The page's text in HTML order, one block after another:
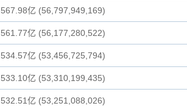
567.98亿 (56,797,949,169)
561.77亿 (56,177,280,522)
534.57亿 (53,456,725,794)
533.10亿 (53,310,199,435)
532.51亿 (53,251,088,026)